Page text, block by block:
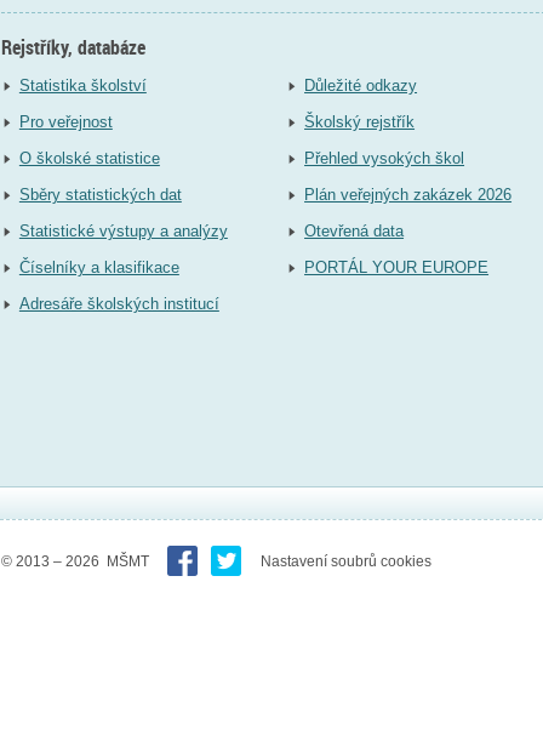
Rejstříky, databáze
Statistika školství
Pro veřejnost
O školské statistice
Sběry statistických dat
Statistické výstupy a analýzy
Číselníky a klasifikace
Adresáře školských institucí
Důležité odkazy
Školský rejstřík
Přehled vysokých škol
Plán veřejných zakázek 2026
Otevřená data
PORTÁL YOUR EUROPE
© 2013 – 2026 MŠMT Nastavení soubrů cookies